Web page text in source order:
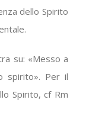
dello Spirito
su: «Messo a
spirito». Per il
Spirito, cf Rm